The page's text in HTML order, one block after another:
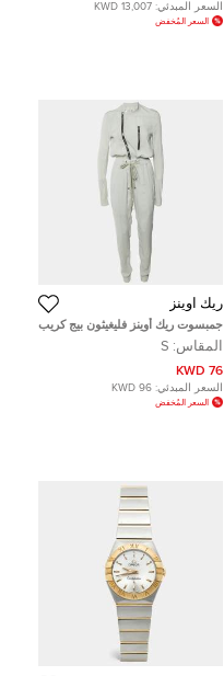
السعر المبدئي: 13,007 KWD
السعر المُخفض
ريك اوينز
جمبسوت ريك أوينز فليغيثون بيج كريب
بسحاب غاري مقاس صغير
المقاس: S
76 KWD
السعر المبدئي: 96 KWD
السعر المُخفض